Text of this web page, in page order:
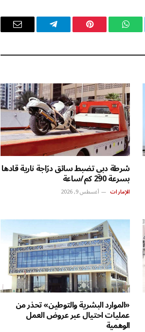
واتساب بينتيريستتيلقرام
البريد
شرطة دبي تضبط سائق درّاجة نارية قادها
بسرعة 290 كم/ساعة
الإمارات أغسطس 9, 2026
«الموارد البشرية والتوطين» تحذر من
عمليات احتيال عبر عروض العمل
الوهمية